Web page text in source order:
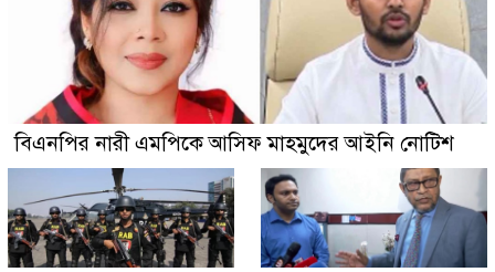
বিএনপির নারী এমপিকে আসিফ মাহমুদের আইনি নোটিশ